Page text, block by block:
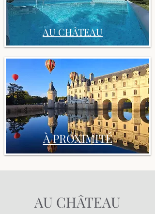
AU CHÂTEAU
À PROXIMITÉ
AU CHÂTEAU